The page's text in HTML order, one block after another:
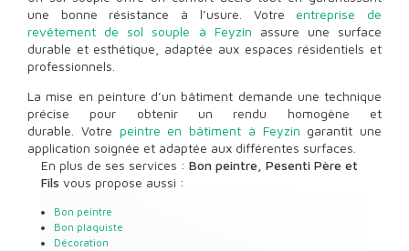
une bonne résistance à l’usure. Votre entreprise de
revêtement de sol souple à Feyzin assure une surface
durable et esthétique, adaptée aux espaces résidentiels et
professionnels.
La mise en peinture d’un bâtiment demande une technique
précise pour obtenir un rendu homogène et
durable. Votre peintre en bâtiment à Feyzin garantit une
application soignée et adaptée aux différentes surfaces.
En plus de ses services : Bon peintre, Pesenti Père et
Fils vous propose aussi :
Bon peintre
Bon plaquiste
Décoration